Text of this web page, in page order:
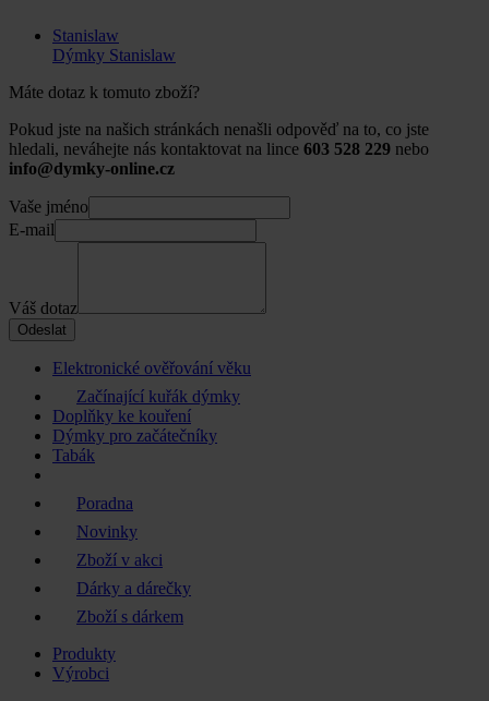
Stanislaw
Dýmky Stanislaw
Máte dotaz k tomuto zboží?
Pokud jste na našich stránkách nenašli odpověď na to, co jste
hledali, neváhejte nás kontaktovat na lince 603 528 229 nebo
info@dymky-online.cz
Vaše jméno
E-mail
Váš dotaz
Odeslat
Elektronické ověřování věku
Začínající kuřák dýmky
Doplňky ke kouření
Dýmky pro začátečníky
Tabák
Poradna
Novinky
Zboží v akci
Dárky a dárečky
Zboží s dárkem
Produkty
Výrobci